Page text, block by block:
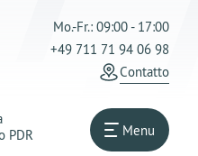
Mo.-Fr.: 09:00 - 17:00
+49 711 71 94 06 98
Сontatto
PDR
Menu